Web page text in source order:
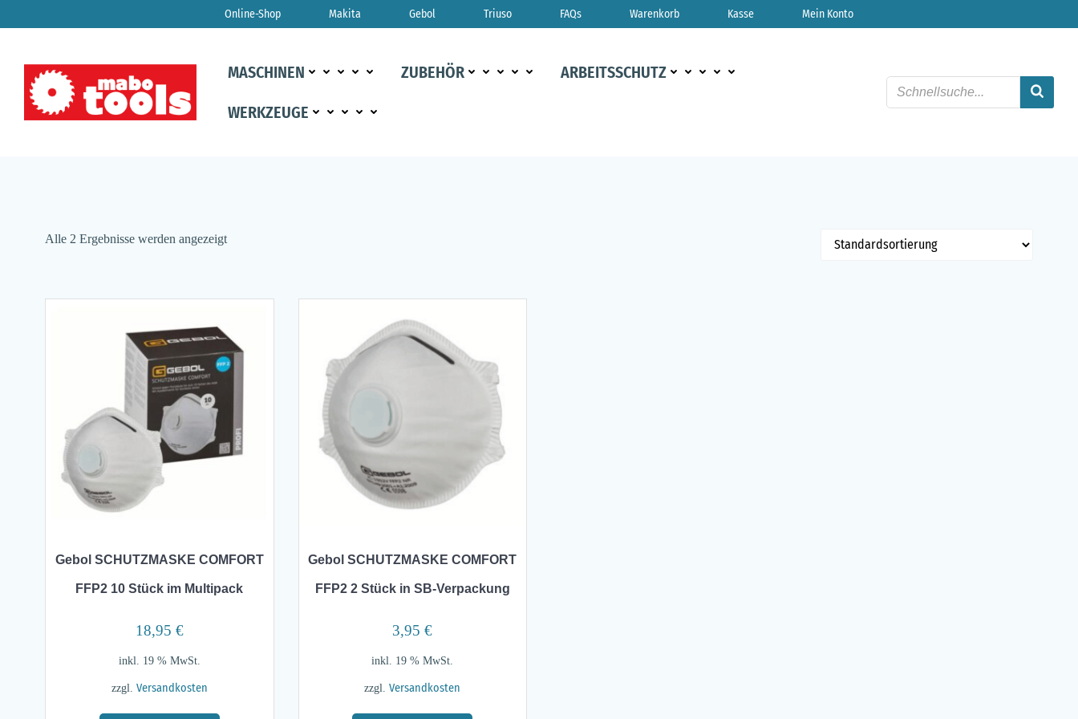
Inhalt
Online-Shop Makita Gebol Triuso FAQs Warenkorb Kasse Mein Konto
MASCHINEN ZUBEHÖR ARBEITSSCHUTZ
WERKZEUGE
Alle 2 Ergebnisse werden angezeigt
Gebol SCHUTZMASKE COMFORT
FFP2 10 Stück im Multipack
18,95 €
inkl. 19 % MwSt.
zzgl. Versandkosten
Gebol SCHUTZMASKE COMFORT
FFP2 2 Stück in SB-Verpackung
3,95€
inkl. 19 % MwSt.
zzgl.Versandkosten